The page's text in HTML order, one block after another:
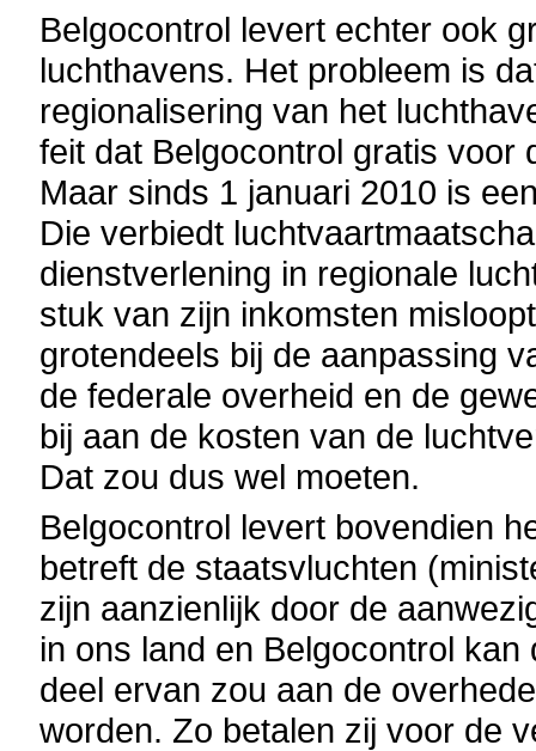
Belgocontrol levert echter ook
luchthavens. Het probleem is
regionalisering van het
feit dat Belgocontrol gratis voor
Maar sinds 1 januari 2010 is
Die verbiedt
dienstverlening in regionale
stuk van zijn inkomsten
grotendeels bij de aanpassing
de federale overheid en de
bij aan de kosten van de
Dat zou dus wel moeten.
Belgocontrol levert bovendien
betreft de staatsvluchten
zijn aanzienlijk door de
in ons land en Belgocontrol
deel ervan zou aan de
worden. Zo betalen zij voor de